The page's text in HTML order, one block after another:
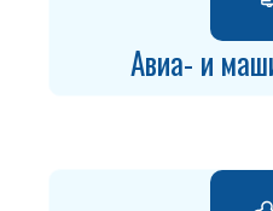
Авиа- и